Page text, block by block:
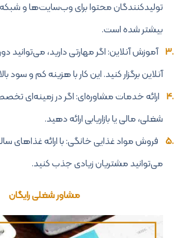
تولیدکنندگان محتوا برای وب‌سایت‌ها و
بیشتر شده است.
آموزش آنلاین: اگر مهارتی دارید، می‌توانید
آنلاین برگزار کنید. این کار با هزینه کم و سود
ارائه خدمات مشاوره‌ای: اگر در زمینه‌ای
شغلی، مالی یا بازاریابی ارائه دهید.
فروش مواد غذایی خانگی: با ارائه غذاهای
می‌توانید مشتریان زیادی جذب کنید.
مشاور شغلی رایگان